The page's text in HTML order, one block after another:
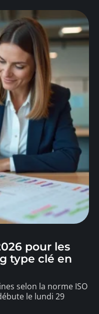
pour les
type clé en
selon la norme ISO
le lundi 29